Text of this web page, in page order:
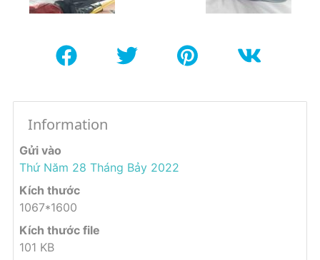
Information
Gửi vào
Thứ Năm 28 Tháng Bảy 2022
Kích thước
1067*1600
Kích thước file
101 KB